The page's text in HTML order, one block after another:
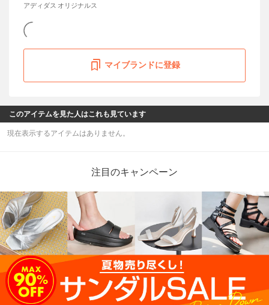
アディダス オリジナルス
マイブランドに登録
このアイテムを見た人はこれも見ています
現在表示するアイテムはありません。
注目のキャンペーン